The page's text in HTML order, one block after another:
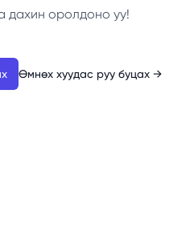
дахин оролдоно уу!
Өмнөх хуудас руу буцах →